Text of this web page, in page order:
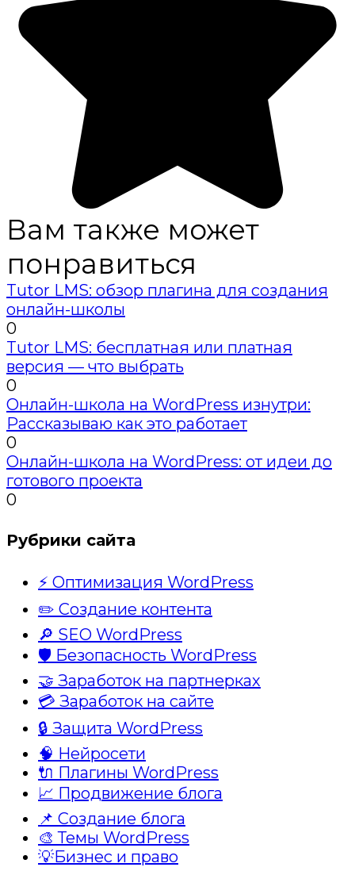
Вам также может
понравиться
Tutor LMS: обзор плагина для создания
онлайн-школы
0
Tutor LMS: бесплатная или платная
версия — что выбрать
0
Онлайн-школа на WordPress изнутри:
Рассказываю как это работает
0
Онлайн-школа на WordPress: от идеи до
готового проекта
0
Рубрики сайта
⚡ Оптимизация WordPress
✏️ Создание контента
🔎 SEO WordPress
🛡️ Безопасность WordPress
🤝 Заработок на партнерках
💳 Заработок на сайте
🔒 Защита WordPress
🧠 Нейросети
🔌 Плагины WordPress
📈 Продвижение блога
📌 Создание блога
🎨 Темы WordPress
💡Бизнес и право